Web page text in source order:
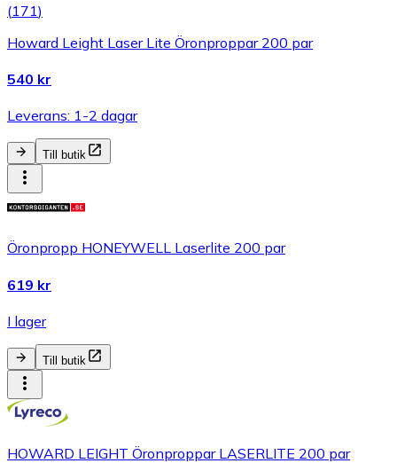
(171)
Howard Leight Laser Lite Öronproppar 200 par
540 kr
Leverans: 1-2 dagar
Till butik
Öronpropp HONEYWELL Laserlite 200 par
619 kr
I lager
Till butik
HOWARD LEIGHT Öronproppar LASERLITE 200 par